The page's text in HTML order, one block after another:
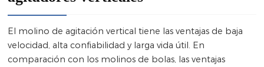
El molino de agitación vertical tiene las ventajas de baja
velocidad, alta confiabilidad y larga vida útil. En
comparación con los molinos de bolas, las ventajas